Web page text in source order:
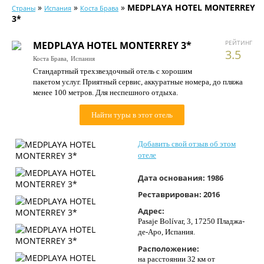
Календарь туров
Цены дня
Страны
Как купить
Контакты
Страны » Испания » Коста Брава » MEDPLAYA HOTEL MONTERREY
3*
РЕЙТИНГ
3.5
MEDPLAYA HOTEL MONTERREY 3*
Коста Брава, Испания
Стандартный трехзвездочный отель с хорошим
пакетом услуг. Приятный сервис, аккуратные номера, до пляжа
менее 100 метров. Для неспешного отдыха.
Найти туры в этот отель
Добавить свой отзыв об этом
отеле
Дата основания: 1986
Реставрирован: 2016
Адрес:
Pasaje Bolívar, 3, 17250 Пладжа-
де-Аро, Испания.
Расположение:
на расстоянии 32 км от